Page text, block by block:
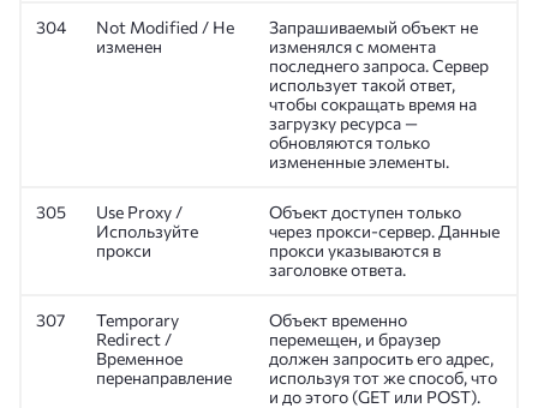
304
Not Modified / Не
изменен
Запрашиваемый объект не
изменялся с момента
последнего запроса. Сервер
использует такой ответ,
чтобы сокращать время на
загрузку ресурса —
обновляются только
измененные элементы.
305
Use Proxy /
Используйте
прокси
Объект доступен только
через прокси-сервер. Данные
прокси указываются в
заголовке ответа.
307
Temporary
Redirect /
Временное
перенаправление
Объект временно
перемещен, и браузер
должен запросить его адрес,
используя тот же способ, что
и до этого (GET или POST).